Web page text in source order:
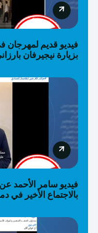
فيديو قديم لمهرجان
بزيارة نيجيرفان
فيديو سامر الأحمد
بالاجتماع الأخير